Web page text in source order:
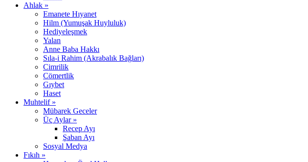
Ahlak »
Emanete Hıyanet
Hilm (Yumuşak Huyluluk)
Hediyeleşmek
Yalan
Anne Baba Hakkı
Sıla-i Rahim (Akrabalık Bağları)
Cimrilik
Cömertlik
Gıybet
Haset
Muhtelif »
Mübarek Geceler
Üç Aylar »
Recep Ayı
Şaban Ayı
Sosyal Medya
Fıkıh »